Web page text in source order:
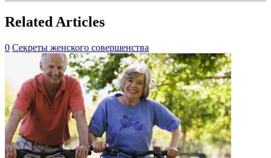
Related Articles
0 Секреты женского совершенства